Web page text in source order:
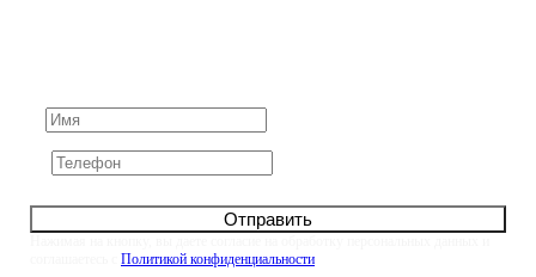
Политикой конфиденциальности
Отправить